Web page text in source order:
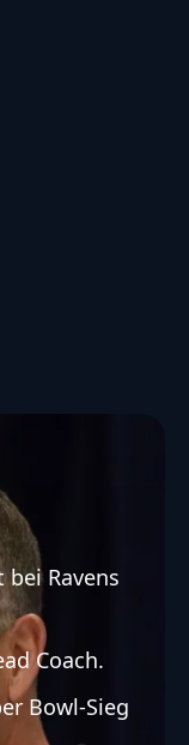
Ravens
Coach.
Bowl-Sieg